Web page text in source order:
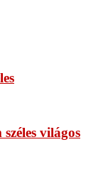
világos